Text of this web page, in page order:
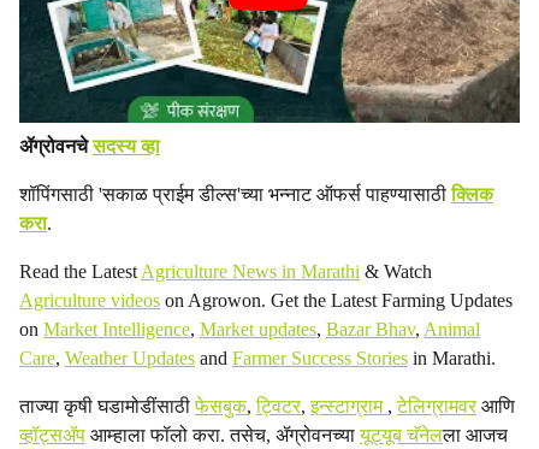
ॲग्रोवनचेसदस्य व्हा
शॉपिंगसाठी 'सकाळ प्राईम डील्स'च्या भन्नाट ऑफर्स पाहण्यासाठीक्लिक
करा.
Read the Latest Agriculture News in Marathi & Watch
Agriculture videos on Agrowon. Get the Latest Farming Updates
on Market Intelligence, Market updates, Bazar Bhav, Animal
Care, Weather Updates and Farmer Success Stories in Marathi.
ताज्या कृषी घडामोडींसाठीफेसबुक,ट्विटर,इन्स्टाग्राम ,टेलिग्रामवरआणि
व्हॉट्सॲप आम्हाला फॉलो करा. तसेच, ॲग्रोवनच्यायूट्यूब चॅनेलला आजच